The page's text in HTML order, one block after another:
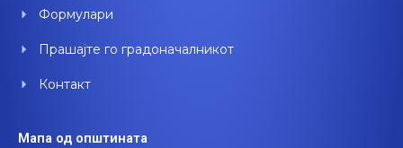
Формулари
Прашајте го градоначалникот
Контакт
Мапа од општината